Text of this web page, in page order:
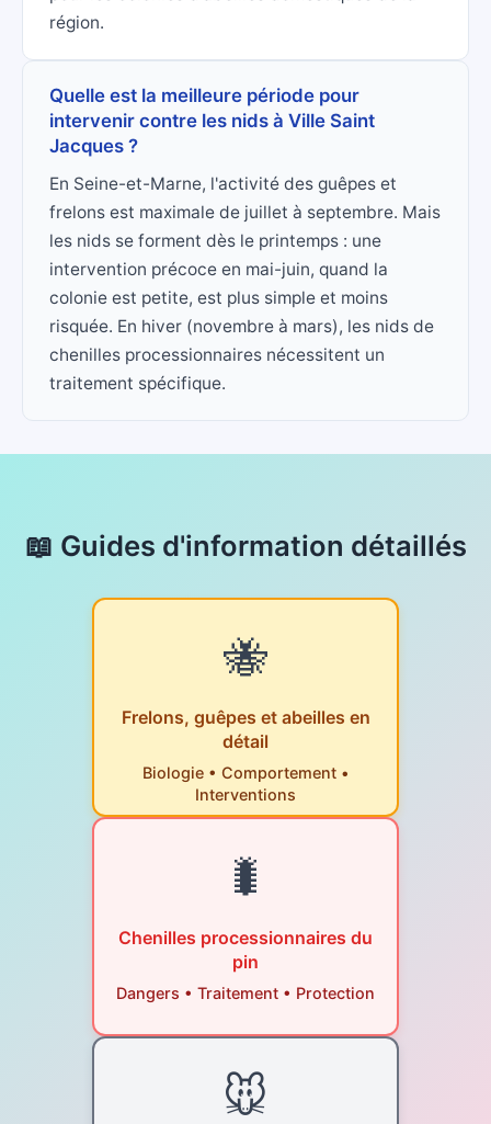
région.
Quelle est la meilleure période pour
intervenir contre les nids à Ville Saint
Jacques ?
En Seine-et-Marne, l'activité des guêpes et
frelons est maximale de juillet à septembre. Mais
les nids se forment dès le printemps : une
intervention précoce en mai-juin, quand la
colonie est petite, est plus simple et moins
risquée. En hiver (novembre à mars), les nids de
chenilles processionnaires nécessitent un
traitement spécifique.
📖 Guides d'information détaillés
🐝
Frelons, guêpes et abeilles en
détail
Biologie • Comportement •
Interventions
🐛
Chenilles processionnaires du
pin
Dangers • Traitement • Protection
🐭